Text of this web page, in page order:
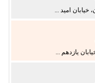
خیابان امید ...
یازدهم ...